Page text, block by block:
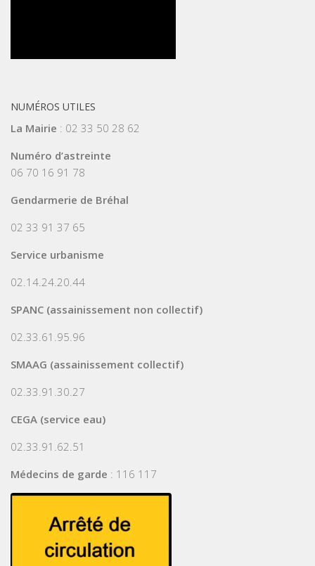
NUMÉROS UTILES
La Mairie : 02 33 50 28 62
Numéro d’astreinte
06 70 16 91 78
Gendarmerie de Bréhal
02 33 91 37 65
Service urbanisme
02.14.24.20.44
SPANC (assainissement non collectif)
02.33.61.95.96
SMAAG (assainissement collectif)
02.33.91.30.27
CEGA (service eau)
02.33.91.62.51
Médecins de garde : 116 117